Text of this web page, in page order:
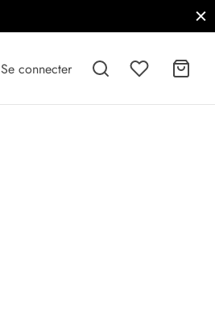
Se connecter